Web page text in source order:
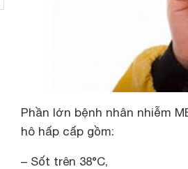
Phần lớn bệnh nhân nhiễm
hô hấp cấp gồm:
– Sốt trên 38°C,